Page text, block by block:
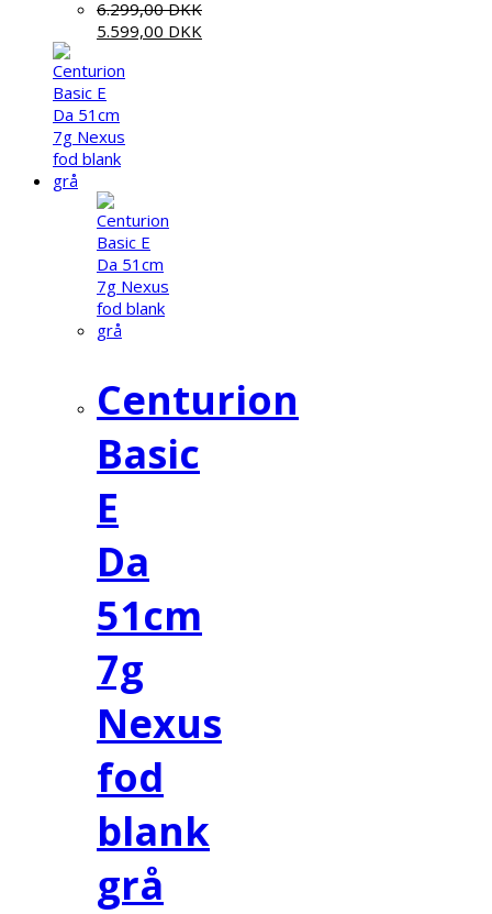
6.299,00DKK
5.599,00 DKK
Centurion
Basic
E
Da
51cm
7g
Nexus
fod
blank
grå